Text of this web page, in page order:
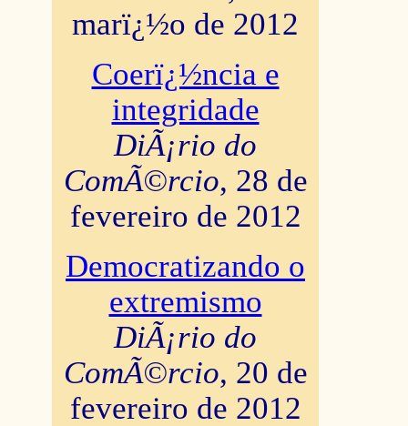
marï¿½o de 2012
Coerï¿½ncia e
integridade
DiÃ¡rio do
ComÃ©rcio, 28 de
fevereiro de 2012
Democratizando o
extremismo
DiÃ¡rio do
ComÃ©rcio, 20 de
fevereiro de 2012